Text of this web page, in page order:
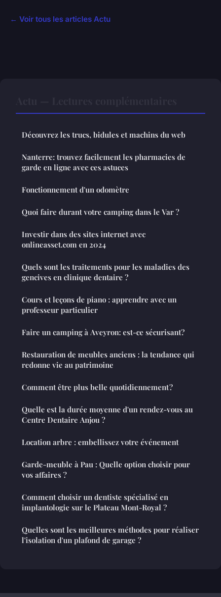
← Voir tous les articles Actu
Découvrez les trucs, bidules et machins du web
Nanterre: trouvez facilement les pharmacies de
garde en ligne avec ces astuces
Fonctionnement d'un odomètre
Quoi faire durant votre camping dans le Var ?
Investir dans des sites internet avec
onlineasset.com en 2024
Quels sont les traitements pour les maladies des
gencives en clinique dentaire ?
Cours et leçons de piano : apprendre avec un
professeur particulier
Faire un camping à Aveyron: est-ce sécurisant?
Restauration de meubles anciens : la tendance qui
redonne vie au patrimoine
Comment être plus belle quotidiennement ?
Quelle est la durée moyenne d'un rendez-vous au
Centre Dentaire Anjou ?
Location arbre : embellissez votre événement
Garde-meuble à Pau : Quelle option choisir pour
vos affaires ?
Comment choisir un dentiste spécialisé en
implantologie sur le Plateau Mont-Royal ?
Quelles sont les meilleures méthodes pour réaliser
l'isolation d'un plafond de garage ?